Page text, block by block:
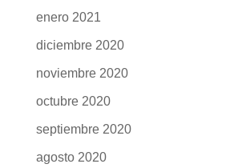
junio 2021
mayo 2021
abril 2021
marzo 2021
febrero 2021
enero 2021